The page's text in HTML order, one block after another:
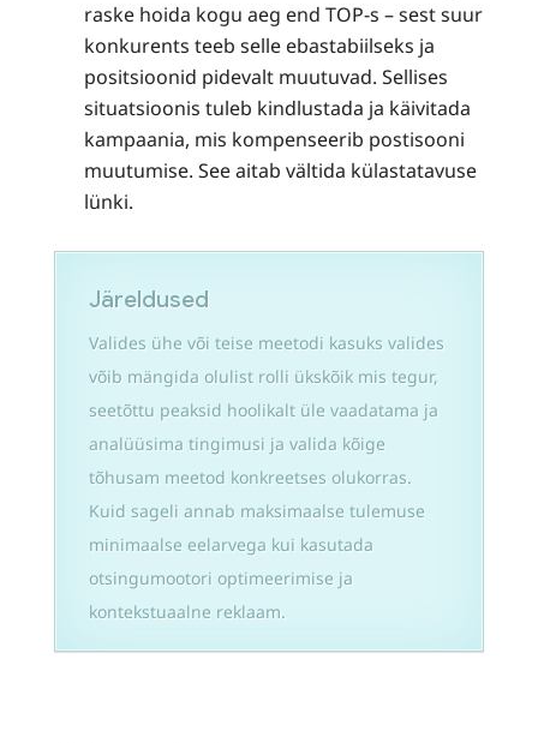
raske hoida kogu aeg end TOP-s – sest suur
konkurents teeb selle ebastabiilseks ja
positsioonid pidevalt muutuvad. Sellises
situatsioonis tuleb kindlustada ja käivitada
kampaania, mis kompenseerib postisooni
muutumise. See aitab vältida külastatavuse
lünki.
Järeldused
Valides ühe või teise meetodi kasuks valides
võib mängida olulist rolli ükskõik mis tegur,
seetõttu peaksid hoolikalt üle vaadatama ja
analüüsima tingimusi ja valida kõige
tõhusam meetod konkreetses olukorras.
Kuid sageli annab maksimaalse tulemuse
minimaalse eelarvega kui kasutada
otsingumootori optimeerimise ja
kontekstuaalne reklaam.